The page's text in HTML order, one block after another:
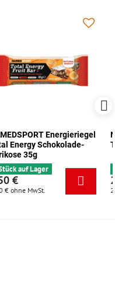
Energieriegel
Energy Schokolade-
35g
auf Lager
€
€ ohne MwSt.